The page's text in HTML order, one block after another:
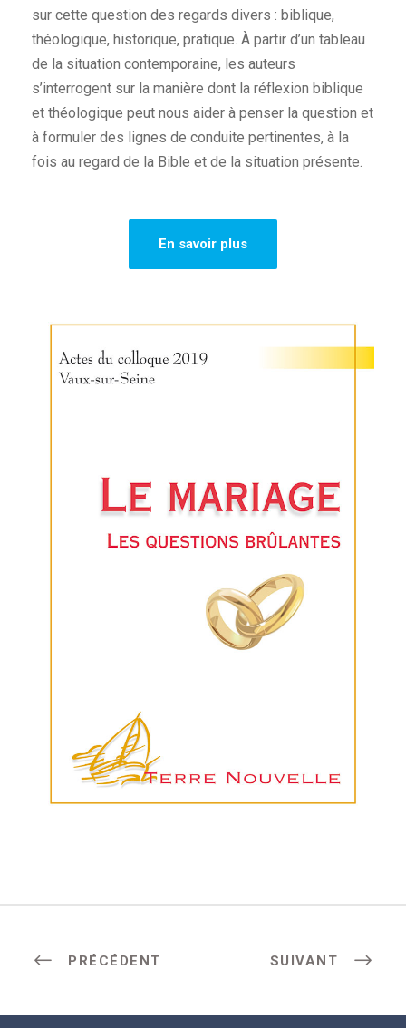
sur cette question des regards divers : biblique,
théologique, historique, pratique. À partir d’un tableau
de la situation contemporaine, les auteurs
s’interrogent sur la manière dont la réflexion biblique
et théologique peut nous aider à penser la question et
à formuler des lignes de conduite pertinentes, à la
fois au regard de la Bible et de la situation présente.
En savoir plus
PRÉCÉDENT SUIVANT